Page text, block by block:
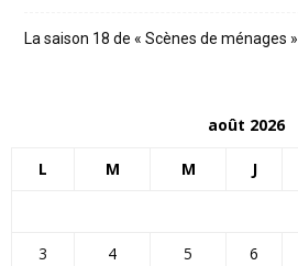
La saison 18 de « Scènes de ménages »
août 2026
L M M J
3
4 5 6